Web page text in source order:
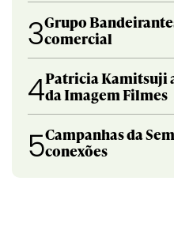
3Grupo
comercial
4Patricia Kamitsuji
da Imagem Filmes
5Campanhas da
conexões